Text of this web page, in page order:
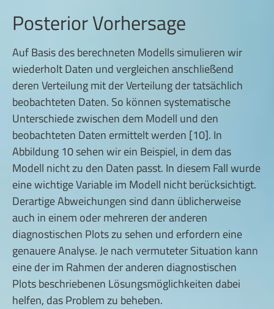
Posterior Vorhersage
Auf Basis des berechneten Modells simulieren wir
wiederholt Daten und vergleichen anschließend
deren Verteilung mit der Verteilung der tatsächlich
beobachteten Daten. So können systematische
Unterschiede zwischen dem Modell und den
beobachteten Daten ermittelt werden [10]. In
Abbildung 10 sehen wir ein Beispiel, in dem das
Modell nicht zu den Daten passt. In diesem Fall wurde
eine wichtige Variable im Modell nicht berücksichtigt.
Derartige Abweichungen sind dann üblicherweise
auch in einem oder mehreren der anderen
diagnostischen Plots zu sehen und erfordern eine
genauere Analyse. Je nach vermuteter Situation kann
eine der im Rahmen der anderen diagnostischen
Plots beschriebenen Lösungsmöglichkeiten dabei
helfen, das Problem zu beheben.